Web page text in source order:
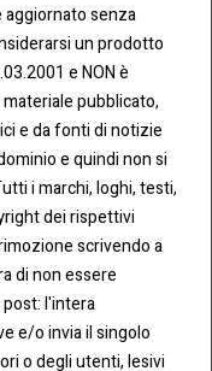
aggiornato senza
un prodotto
e NON è
pubblicato,
e da fonti di notizie
e quindi non si
i marchi, loghi, testi,
dei rispettivi
scrivendo a
di non essere
l'intera
e/o invia il singolo
o degli utenti, lesivi
COO
KIE &
PRIV
ACY
Cookie
Policy
Privacy
Policy